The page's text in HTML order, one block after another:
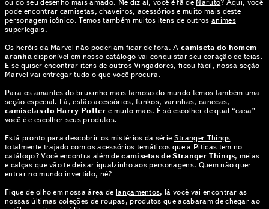
ou do seu desenho mais amado. Me diz aí, você é fã de Naruto? Aqui, você
pode encontrar camisetas, chaveiros, acessórios e muito mais deste
personagem icônico. Temos também muitos itens de outros animes
superlegais.
Os heróis da Marvel não poderiam ficar de fora. Acamiseta do homem-
aranhadisponível em nosso catálogo vai conquistar seu coração de teias.
E se quiser encontrar itens de outros Vingadores, ficou fácil, nossa seção
Marvel vai entregar tudo o que você procura.
Para os amantes dobruxinho mais famoso do mundo temos também uma
seção especial. Lá, estão acessórios, funkos, varinhas, canecas,
camisetas do Harry Potter e muito mais. É só escolher de qual “casa”
você é e escolher seus produtos.
Está pronto para descobrir os mistérios da série Stranger Things
totalmente trajado com os acessórios temáticos que a Piticas tem no
catálogo? Você encontra além decamisetas de Stranger Things, meias
e calças que vão te deixar igualzinho aos personagens. Quem não quer
entrar no mundo invertido, né?
Fique de olho em nossa área de lançamentos, lá você vai encontrar as
nossas últimas coleções de roupas, produtos que acabaram de chegar ao